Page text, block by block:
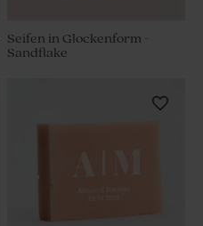
Seifen in Glockenform -
Sandflake